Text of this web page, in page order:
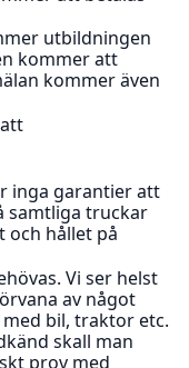
utbildningen
kommer att
kommer även
inga garantier att
samtliga truckar
och hållet på
Vi ser helst
av något
bil, traktor etc.
skall man
prov med